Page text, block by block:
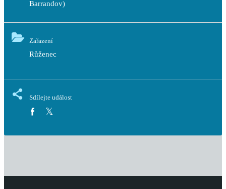
Barrandov)
Zařazení
Růženec
Sdílejte událost